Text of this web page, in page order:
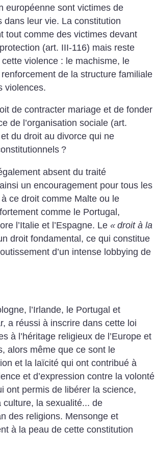
européenne sont victimes de
leur vie. La constitution
tout comme des victimes devant
(art. III-116) mais reste
violence : le machisme, le
de la structure familiale
violences.
de contracter mariage et de fonder
de l’organisation sociale (art.
du droit au divorce qui ne
?
absent du traité
un encouragement pour tous les
ce droit comme Malte ou le
comme le Portugal,
l’Italie et l’Espagne. Le « droit à la
droit fondamental, ce qui constitue
d’un intense lobbying de
l’Irlande, le Portugal et
a réussi à inscrire dans cette loi
à l’héritage religieux de l’Europe et
alors même que ce sont le
et la laïcité qui ont contribué à
et d’expression contre la volonté
ont permis de libérer la science,
culture, la sexualité... de
des religions. Mensonge et
à la peau de cette constitution